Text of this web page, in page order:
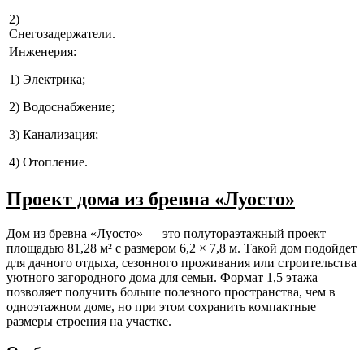
2)
Снегозадержатели.
Инженерия:
1) Электрика;
2) Водоснабжение;
3) Канализация;
4) Отопление.
Проект дома из бревна «Луосто»
Дом из бревна «Луосто» — это полутораэтажный проект
площадью 81,28 м² с размером 6,2 × 7,8 м. Такой дом подойдет
для дачного отдыха, сезонного проживания или строительства
уютного загородного дома для семьи. Формат 1,5 этажа
позволяет получить больше полезного пространства, чем в
одноэтажном доме, но при этом сохранить компактные
размеры строения на участке.